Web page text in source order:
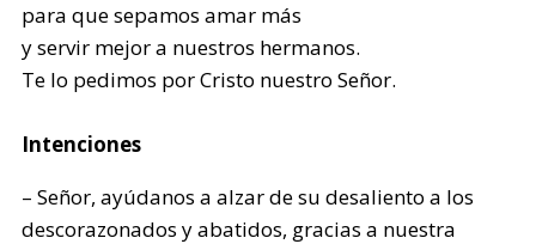
para que sepamos amar más
y servir mejor a nuestros hermanos.
Te lo pedimos por Cristo nuestro Señor.
Intenciones
– Señor, ayúdanos a alzar de su desaliento a los
descorazonados y abatidos, gracias a nuestra